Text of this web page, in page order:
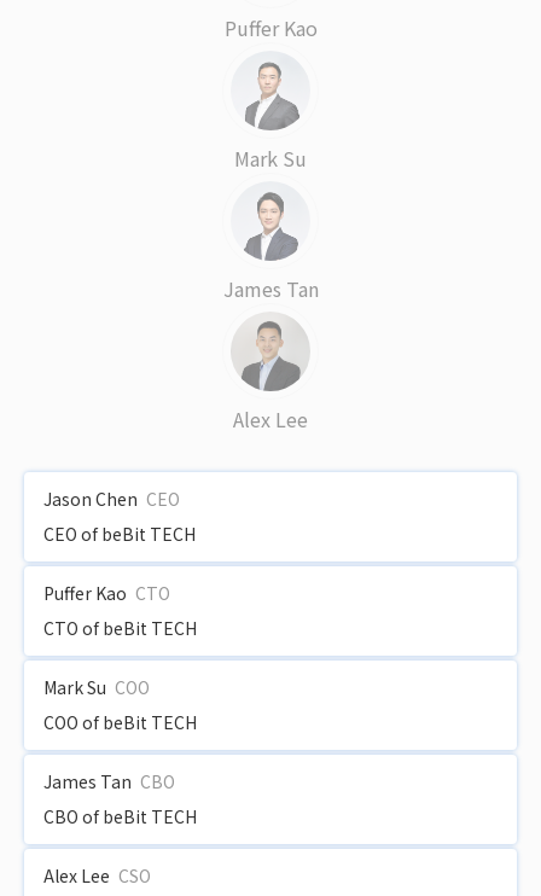
Puffer Kao
Mark Su
James Tan
Alex Lee
Jason Chen CEO
CEO of beBit TECH
Puffer Kao CTO
CTO of beBit TECH
Mark Su COO
COO of beBit TECH
James Tan CBO
CBO of beBit TECH
Alex Lee CSO